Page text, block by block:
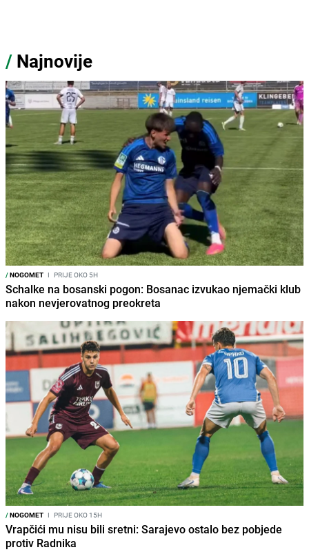
/ Najnovije
/NOGOMET I PRIJE OKO 5H
Schalke na bosanski pogon: Bosanac izvukao njemački klub
nakon nevjerovatnog preokreta
/NOGOMET I PRIJE OKO 15H
Vrapčići mu nisu bili sretni: Sarajevo ostalo bez pobjede
protiv Radnika